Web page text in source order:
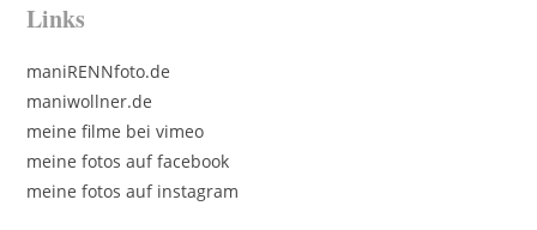
Links
maniRENNfoto.de
maniwollner.de
meine filme bei vimeo
meine fotos auf facebook
meine fotos auf instagram